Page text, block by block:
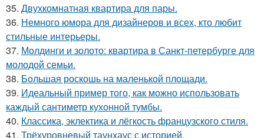
35. Двухкомнатная квартира для пары.
36. Немного юмора для дизайнеров и всех, кто любит
стильные интерьеры.
37. Молдинги и золото: квартира в Санкт-петербурге для
молодой семьи.
38. Большая роскошь на маленькой площади.
39. Идеальный пример того, как можно использовать
каждый сантиметр кухонной тумбы.
40. Классика, эклектика и лёгкость французского стиля.
41. Трёхуровневый таунхаус с историей.